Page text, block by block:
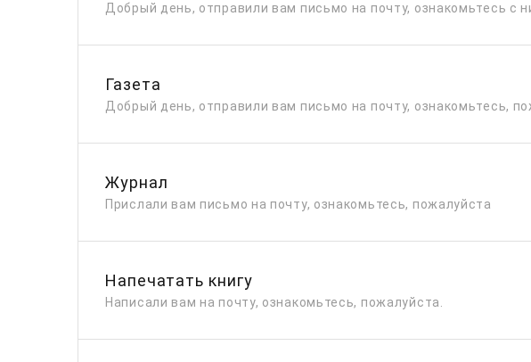
Добрый день, отправили вам письмо на почту, ознакомьтесь с
Газета
Добрый день, отправили вам письмо на почту, ознакомьтесь,
Журнал
Прислали вам письмо на почту, ознакомьтесь, пожалуйста
Напечатать книгу
Написали вам на почту, ознакомьтесь, пожалуйста.